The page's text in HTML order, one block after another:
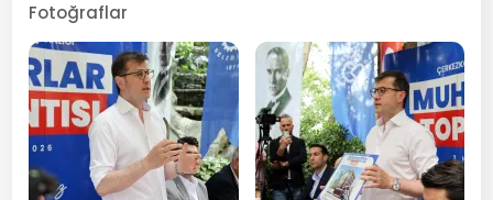
Fotoğraflar